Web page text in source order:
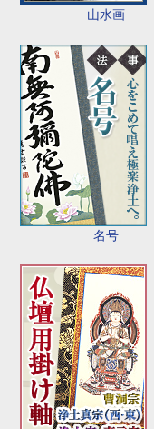
山水画
名号